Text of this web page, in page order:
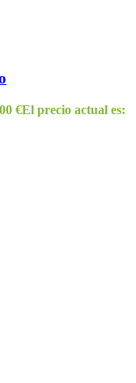
€El precio actual es: